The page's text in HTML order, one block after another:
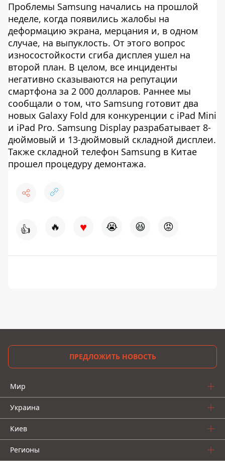
Проблемы Samsung начались на прошлой
неделе, когда появились жалобы на
деформацию экрана, мерцания и, в одном
случае, на выпуклость. От этого вопрос
износостойкости сгиба дисплея ушел на
второй план. В целом, все инциденты
негативно сказываются на репутации
смартфона за 2 000 долларов. Раннее мы
сообщали о том, что Samsung готовит два
новых Galaxy Fold для конкуренции с iPad Mini
и iPad Pro. Samsung Display разрабатывает 8-
дюймовый и 13-дюймовый складной дисплеи.
Также складной телефон Samsung в Китае
прошел процедуру демонтажа.
👍 🔥 ♥ 😭 😆 😡
ПРЕДЛОЖИТЬ НОВОСТЬ
Мир
Украина
Киев
Регионы